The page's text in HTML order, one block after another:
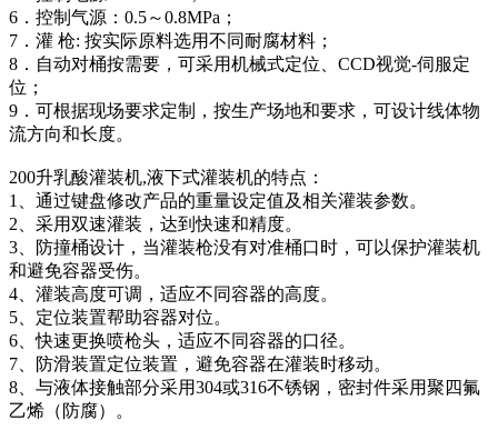
6．控制气源：0.5～0.8MPa；
7．灌 枪: 按实际原料选用不同耐腐材料；
8．自动对桶按需要，可采用机械式定位、CCD视觉-伺服定
位；
9．可根据现场要求定制，按生产场地和要求，可设计线体物
流方向和长度。
200升乳酸灌装机,液下式灌装机的特点：
1、通过键盘修改产品的重量设定值及相关灌装参数。
2、采用双速灌装，达到快速和精度。
3、防撞桶设计，当灌装枪没有对准桶口时，可以保护灌装机
和避免容器受伤。
4、灌装高度可调，适应不同容器的高度。
5、定位装置帮助容器对位。
6、快速更换喷枪头，适应不同容器的口径。
7、防滑装置定位装置，避免容器在灌装时移动。
8、与液体接触部分采用304或316不锈钢，密封件采用聚四氟
乙烯（防腐）。